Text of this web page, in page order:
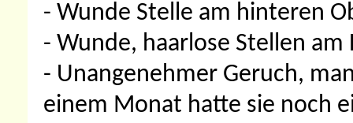
- Wunde Stelle am hinteren
- Wunde, haarlose Stellen
- Unangenehmer Geruch,
einem Monat hatte sie noch